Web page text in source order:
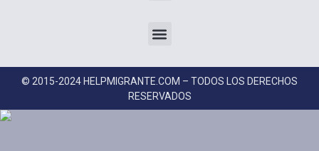
© 2015-2024 HELPMIGRANTE.COM – TODOS LOS DERECHOS
RESERVADOS